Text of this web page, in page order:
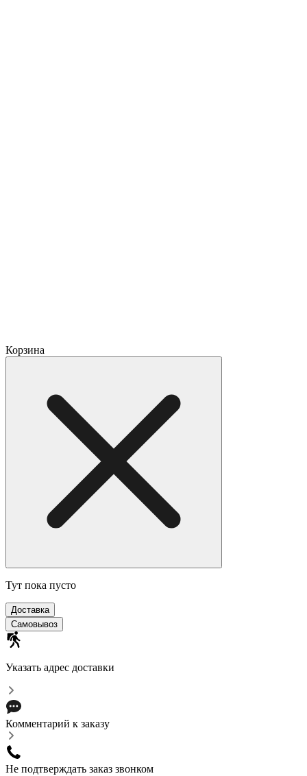
Корзина
Тут пока пусто
Доставка
Самовывоз
Указать адрес доставки
Комментарий к заказу
Не подтверждать заказ звонком